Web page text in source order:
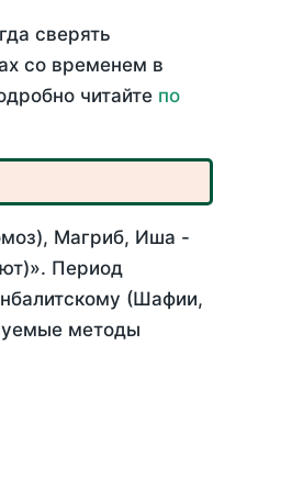
сверять
со временем в
читайте по
Магриб, Иша -
Период
(Шафии,
методы